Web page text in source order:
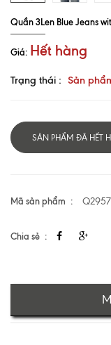
Quần 3Len Blue Jeans
Giá: Hết hàng
Trạng thái : Sản
SẢN PHẨM ĐÃ HẾT
Mã sản phẩm
Chia sẻ